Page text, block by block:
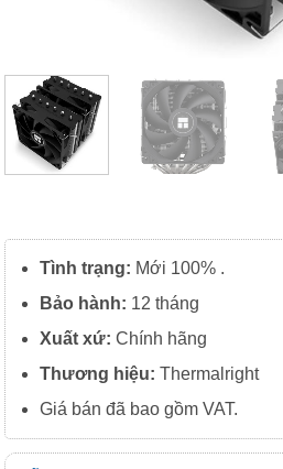
Tình trạng: Mới 100% .
Bảo hành: 12 tháng
Xuấtxứ: Chính hãng
Thương hiệu: Thermalright
Giá bán đã bao gồm VAT.